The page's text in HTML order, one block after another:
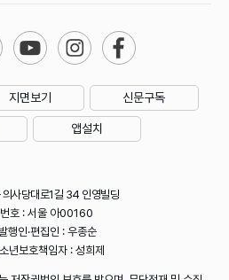
지면보기 신문구독
앱설치
의사당대로1길 34 인영빌딩
호 : 서울 아00160
인·편집인 : 우종순
년보호책임자 : 성희제